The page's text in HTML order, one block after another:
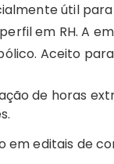
útil
em RH. A
Aceito
de horas
em editais de